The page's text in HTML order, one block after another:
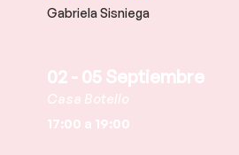
Gabriela Sisniega
02 - 05 Septiembre
Casa Botello
17:00 a 19:00